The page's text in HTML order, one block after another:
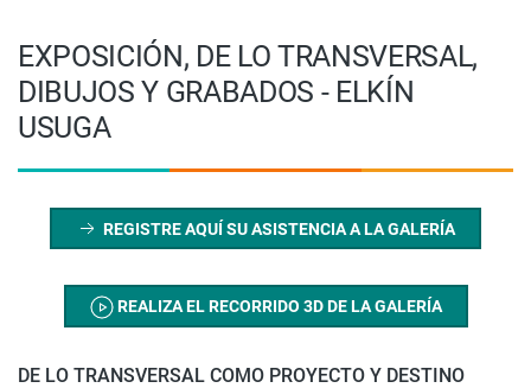
EXPOSICIÓN, DE LO TRANSVERSAL,
DIBUJOS Y GRABADOS - ELKÍN
USUGA
REGISTRE AQUÍ SU ASISTENCIA A LA GALERÍA
REALIZA EL RECORRIDO 3D DE LA GALERÍA
DE LO TRANSVERSAL COMO PROYECTO Y DESTINO